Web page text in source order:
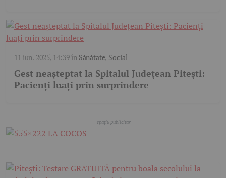
11 iun. 2025, 14:39în Sănătate, Social
Gest neașteptat la Spitalul Județean Pitești:
Pacienți luați prin surprindere